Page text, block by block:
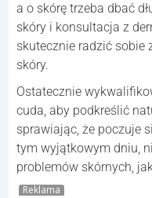
a o skórę trzeba dbać
skóry i konsultacja z
skutecznie radzić sobie
skóry.
Ostatecznie
cuda, aby podkreślić
sprawiając, że poczuje
tym wyjątkowym dniu,
problemów skórnych,
Reklama